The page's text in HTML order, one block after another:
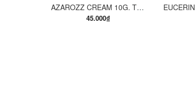
AZAROZZ CREAM 10G. TERBINAFINE 1%. THUỐC TRỊ NẤM DA CHÂN, NẤM DA ĐÙI, NẤM DA THÂN, LANG BEN...
45.000₫